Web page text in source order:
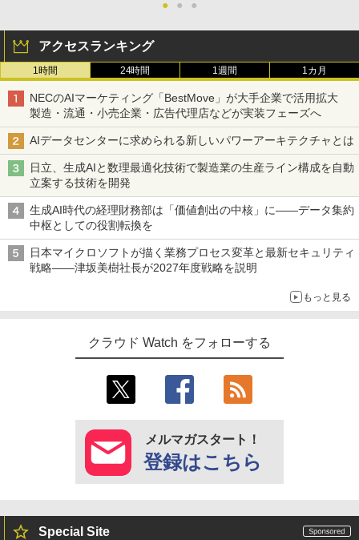
●
● ●
アクセスランキング
1時間 24時間 1週間 1カ月
NECのAIマーケティング「BestMove」が大手企業で活用拡大
製造・流通・小売企業・広告代理店などが実装フェーズへ
AIデータセンターに求められる新しいパワーアーキテクチャとは
日立、生成AIと数理最適化技術で製造業の生産ライン構成を自動
立案する技術を開発
生成AI時代の経理財務部は「価値創出の中核」に――データ集約
中枢としての役割転換を
日本マイクロソフトが描く業務プロセス変革と最新セキュリティ
戦略――津坂美樹社長が2027年度戦略を説明
もっと見る
クラウド Watch をフォローする
メルマガスタート！
登録はこちら
Special Site